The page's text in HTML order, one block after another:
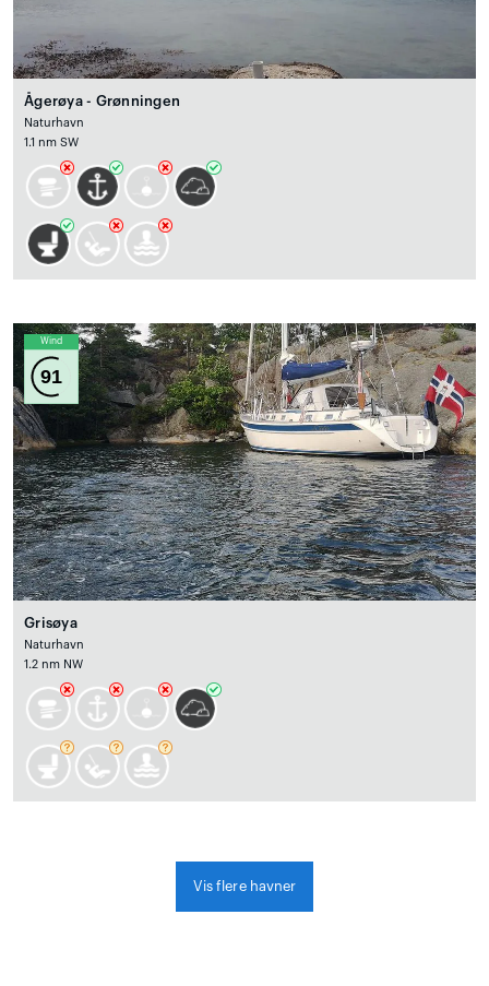
Ågerøya - Grønningen
Naturhavn
1.1 nm SW
Wind
91
Grisøya
Naturhavn
1.2 nm NW
Vis flere havner